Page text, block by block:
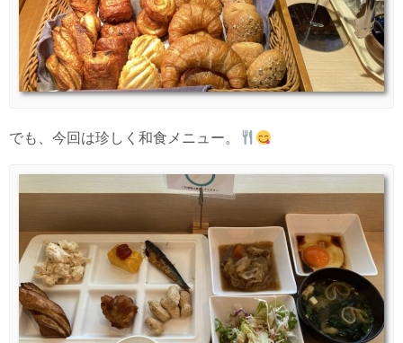
でも、今回は珍しく和食メニュー。